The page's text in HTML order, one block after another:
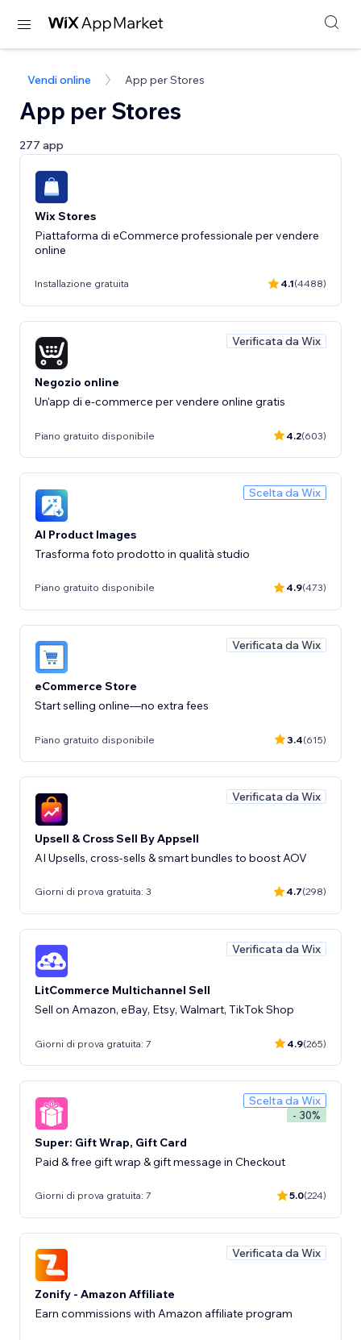
Vendi online App per Stores
App per Stores
277 app
Wix Stores
Piattaforma di eCommerce professionale per vendere
online
Installazione gratuita 4.1(4488)
Verificata da Wix
Negozio online
Un'app di e-commerce per vendere online gratis
Piano gratuito disponibile 4.2(603)
Scelta da Wix
AI Product Images
Trasforma foto prodotto in qualità studio
Piano gratuito disponibile 4.9(473)
Verificata da Wix
eCommerce Store
Start selling online—no extra fees
Piano gratuito disponibile 3.4(615)
Verificata da Wix
Upsell & Cross Sell By Appsell
AI Upsells, cross-sells & smart bundles to boost AOV
Giorni di prova gratuita: 3 4.7(298)
Verificata da Wix
LitCommerce Multichannel Sell
Sell on Amazon, eBay, Etsy, Walmart, TikTok Shop
Giorni di prova gratuita: 7 4.9(265)
Scelta da Wix
- 30%
Super: Gift Wrap, Gift Card
Paid & free gift wrap & gift message in Checkout
Giorni di prova gratuita: 7 5.0(224)
Verificata da Wix
Zonify - Amazon Affiliate
Earn commissions with Amazon affiliate program